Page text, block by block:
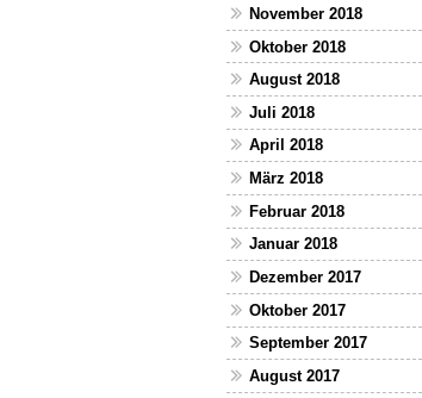
November 2018
Oktober 2018
August 2018
Juli 2018
April 2018
März 2018
Februar 2018
Januar 2018
Dezember 2017
Oktober 2017
September 2017
August 2017